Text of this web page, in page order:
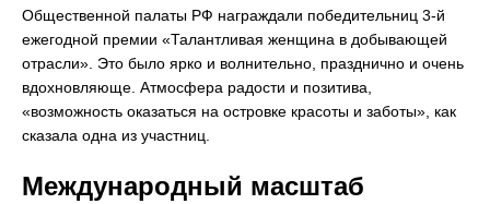
Общественной палаты РФ награждали победительниц 3-й
ежегодной премии «Талантливая женщина в добывающей
отрасли». Это было ярко и волнительно, празднично и очень
вдохновляюще. Атмосфера радости и позитива,
«возможность оказаться на островке красоты и заботы», как
сказала одна из участниц.
Международный масштаб